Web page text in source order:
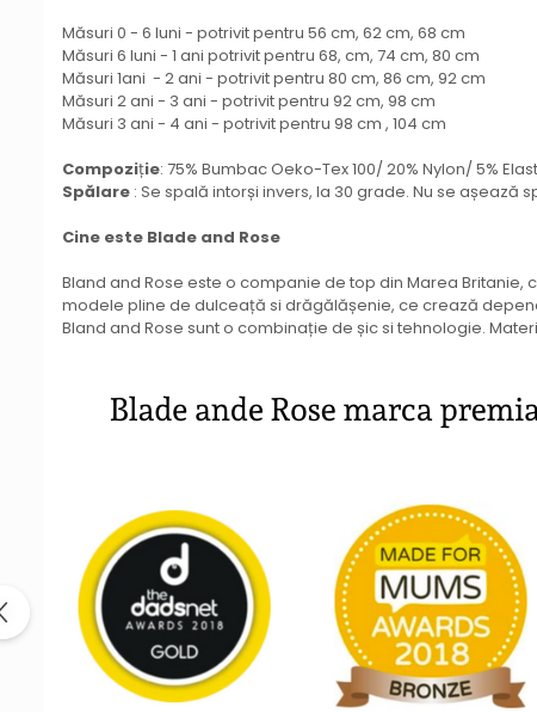
Măsuri 0 - 6 luni - potrivit pentru 56 cm, 62 cm, 68 cm
Măsuri 6 luni - 1 ani potrivit pentru 68, cm, 74 cm, 80 cm
Măsuri 1ani - 2 ani - potrivit pentru 80 cm, 86 cm, 92 cm
Măsuri 2 ani - 3 ani - potrivit pentru 92 cm, 98 cm
Măsuri 3 ani - 4 ani - potrivit pentru 98 cm , 104 cm
Compoziție: 75% Bumbac Oeko-Tex 100/ 20% Nylon/ 5%
Spălare : Se spală intorși invers, la 30 grade. Nu se
Cine este Blade and Rose
Bland and Rose este o companie de top din Marea
modele pline de dulceață si drăgălășenie, ce crează
Bland and Rose sunt o combinație de șic si tehnologie.